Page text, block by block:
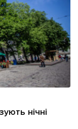
нічні